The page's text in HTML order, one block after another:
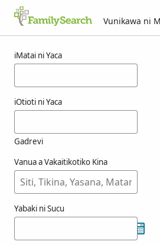
Vunikawa ni
iMatai ni Yaca
iOtioti ni Yaca
Gadrevi
Vanua a Vakaitikotiko Kina
Yabaki ni Sucu